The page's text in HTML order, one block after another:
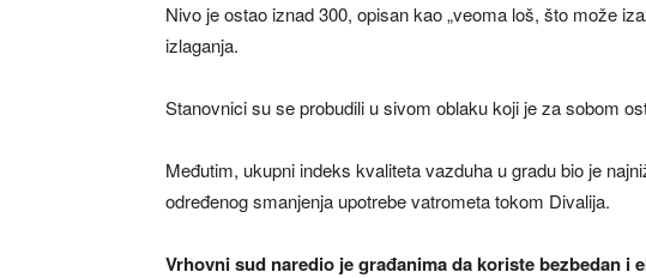
Nivo je ostao iznad 300, opisan kao „veoma loš, što može
izlaganja.
Stanovnici su se probudili u sivom oblaku koji je za sobom
Međutim, ukupni indeks kvaliteta vazduha u gradu bio je
određenog smanjenja upotrebe vatrometa tokom Divalija.
Vrhovni sud naredio je građanima da koriste bezbedan i